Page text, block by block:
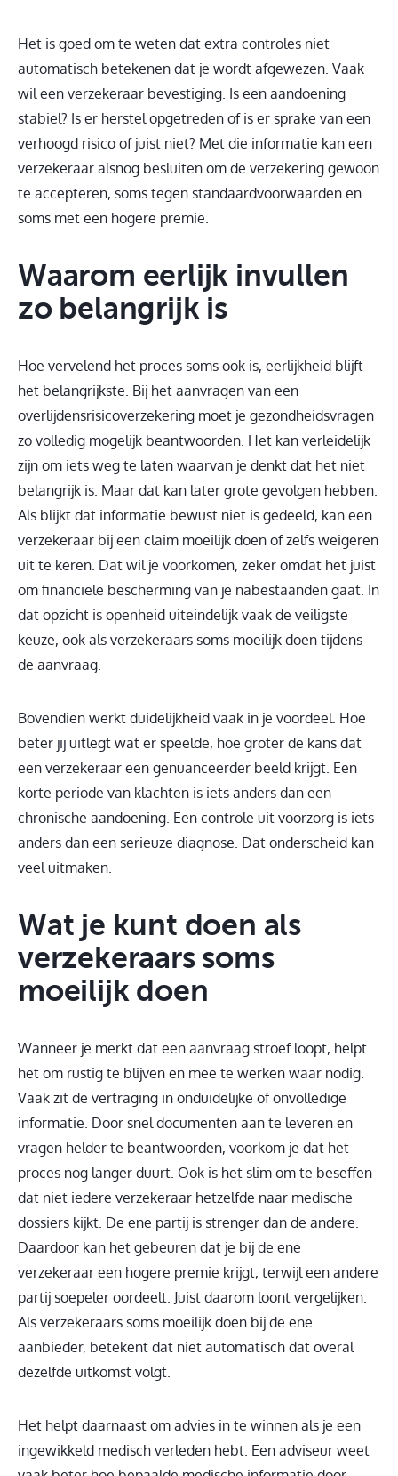
Het is goed om te weten dat extra controles niet
automatisch betekenen dat je wordt afgewezen. Vaak
wil een verzekeraar bevestiging. Is een aandoening
stabiel? Is er herstel opgetreden of is er sprake van een
verhoogd risico of juist niet? Met die informatie kan een
verzekeraar alsnog besluiten om de verzekering gewoon
te accepteren, soms tegen standaardvoorwaarden en
soms met een hogere premie.
Waarom eerlijk invullen
zo belangrijk is
Hoe vervelend het proces soms ook is, eerlijkheid blijft
het belangrijkste. Bij het aanvragen van een
overlijdensrisicoverzekering moet je gezondheidsvragen
zo volledig mogelijk beantwoorden. Het kan verleidelijk
zijn om iets weg te laten waarvan je denkt dat het niet
belangrijk is. Maar dat kan later grote gevolgen hebben.
Als blijkt dat informatie bewust niet is gedeeld, kan een
verzekeraar bij een claim moeilijk doen of zelfs weigeren
uit te keren. Dat wil je voorkomen, zeker omdat het juist
om financiële bescherming van je nabestaanden gaat. In
dat opzicht is openheid uiteindelijk vaak de veiligste
keuze, ook als verzekeraars soms moeilijk doen tijdens
de aanvraag.
Bovendien werkt duidelijkheid vaak in je voordeel. Hoe
beter jij uitlegt wat er speelde, hoe groter de kans dat
een verzekeraar een genuanceerder beeld krijgt. Een
korte periode van klachten is iets anders dan een
chronische aandoening. Een controle uit voorzorg is iets
anders dan een serieuze diagnose. Dat onderscheid kan
veel uitmaken.
Wat je kunt doen als
verzekeraars soms
moeilijk doen
Wanneer je merkt dat een aanvraag stroef loopt, helpt
het om rustig te blijven en mee te werken waar nodig.
Vaak zit de vertraging in onduidelijke of onvolledige
informatie. Door snel documenten aan te leveren en
vragen helder te beantwoorden, voorkom je dat het
proces nog langer duurt. Ook is het slim om te beseffen
dat niet iedere verzekeraar hetzelfde naar medische
dossiers kijkt. De ene partij is strenger dan de andere.
Daardoor kan het gebeuren dat je bij de ene
verzekeraar een hogere premie krijgt, terwijl een andere
partij soepeler oordeelt. Juist daarom loont vergelijken.
Als verzekeraars soms moeilijk doen bij de ene
aanbieder, betekent dat niet automatisch dat overal
dezelfde uitkomst volgt.
Het helpt daarnaast om advies in te winnen als je een
ingewikkeld medisch verleden hebt. Een adviseur weet